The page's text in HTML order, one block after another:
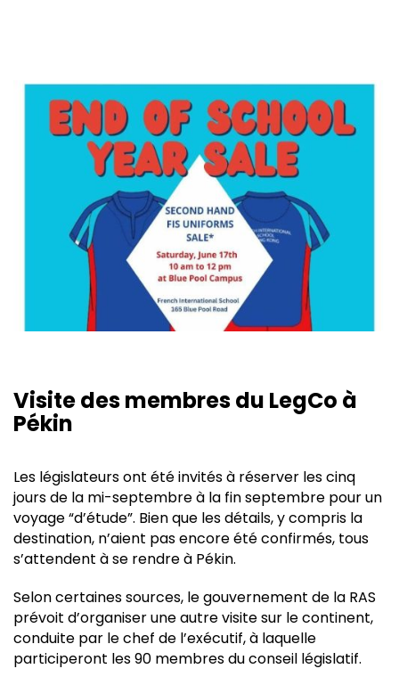
Visite des membres du LegCo à
Pékin
Les législateurs ont été invités à réserver les cinq
jours de la mi-septembre à la fin septembre pour un
voyage “d’étude”. Bien que les détails, y compris la
destination, n’aient pas encore été confirmés, tous
s’attendent à se rendre à Pékin.
Selon certaines sources, le gouvernement de la RAS
prévoit d’organiser une autre visite sur le continent,
conduite par le chef de l’exécutif, à laquelle
participeront les 90 membres du conseil législatif.